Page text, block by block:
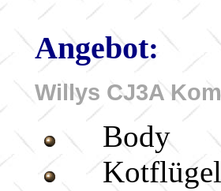
Angebot:
Willys CJ3A
Body